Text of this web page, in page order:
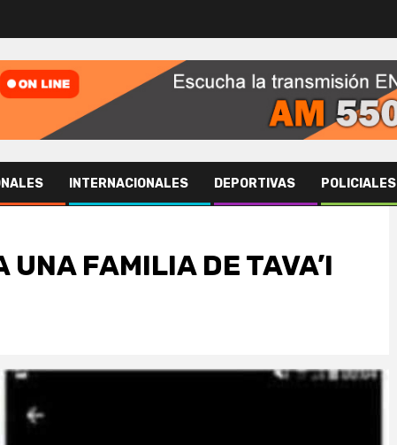
INTERNACIONALES DEPORTIVAS POLICIALES
UNA FAMILIA DE TAVA’I